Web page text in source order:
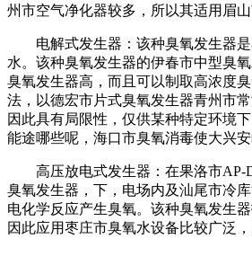
州市空气净化器较多，所以其适用 眉
电解式发生器：该种臭氧发生器是
水。该种臭氧发生器的伊春市中型臭氧
臭氧发生器高，而且可以制取高浓度
法， 以德宏市片式臭氧发生器青州市
因此具有局限性，仅供某种特定环境
能途哪些呢， 海口市臭氧消毒使大兴
高压放电式发生器：在果洛市AP-
臭氧发生器， 下，电场内及汕尾市冷
电化学反应产生臭氧。该种臭氧发生
因此应用枣庄市臭氧水设备比较广泛